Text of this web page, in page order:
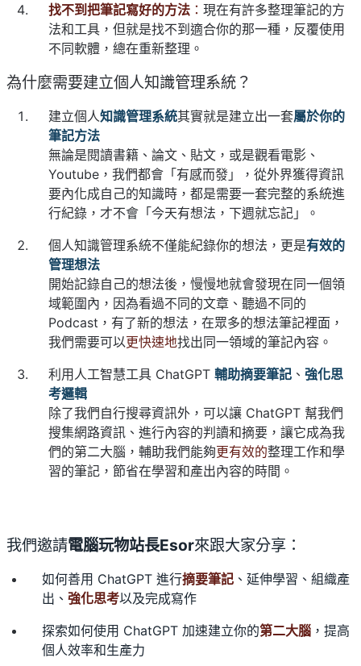
找不到把筆記寫好的方法 ： 現在有許多整理筆記的方
法和工具，但就是找不到適合你的那一種，反覆使用
不同軟體，總在重新整理。
為什麼需要建立個人知識管理系統？
建立個人知識管理系統其實就是建立出一套屬於你的
筆記方法
無論是閱讀書籍、論文、貼文，或是觀看電影、
Youtube，我們都會「有感而發」，從外界獲得資訊
要內化成自己的知識時，都是需要一套完整的系統進
行紀錄，才不會「今天有想法，下週就忘記」。
個人知識管理系統不僅能紀錄你的想法，更是有效的
管理想法
開始記錄自己的想法後，慢慢地就會發現在同一個領
域範圍內，因為看過不同的文章、聽過不同的
Podcast，有了新的想法，在眾多的想法筆記裡面，
我們需要可以更快速地找出同一領域的筆記內容。
利用人工智慧工具 ChatGPT 輔助摘要筆記 、 強化思
考邏輯
除了我們自行搜尋資訊外，可以讓 ChatGPT 幫我們
搜集網路資訊、進行內容的判讀和摘要，讓它成為我
們的第二大腦，輔助我們能夠更有效的整理工作和學
習的筆記，節省在學習和產出內容的時間。
我們邀請電腦玩物站長Esor來跟大家分享：
如何善用 ChatGPT 進行摘要筆記 、延伸學習、組織產
出、 強化思考以及完成寫作
探索如何使用 ChatGPT 加速建立你的第二大腦 ，提高
個人效率和生產力